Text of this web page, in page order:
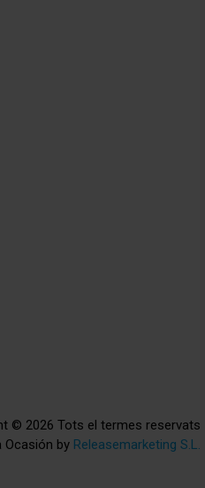
estabilidad (ESP)
Asistente de subidas
© 2026 Tots el termes reservats
Ocasión by Releasemarketing S.L.